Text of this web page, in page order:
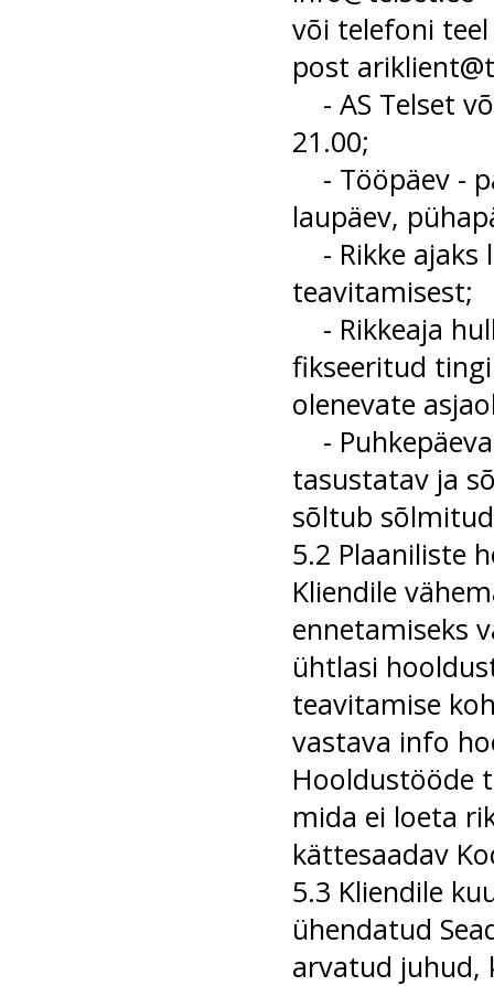
või telefoni teel
post
- AS Telset
21.00;
- Tööpäev -
laupäev,
- Rikke ajaks
teavitamisest;
- Rikkeaja
fikseeritud
olenevate
-
tasustatav ja
sõltub
5.2 Plaaniliste
Kliendile
ennetamiseks
ühtlasi
teavitamise
vastava info
Hooldustööde
mida ei loeta
kättesaadav
5.3 Kliendile
ühendatud
arvatud juhud,